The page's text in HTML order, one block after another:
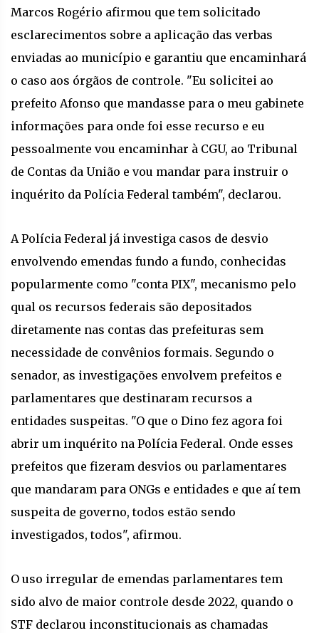
Marcos Rogério afirmou que tem solicitado
esclarecimentos sobre a aplicação das verbas
enviadas ao município e garantiu que encaminhará
o caso aos órgãos de controle. "Eu solicitei ao
prefeito Afonso que mandasse para o meu gabinete
informações para onde foi esse recurso e eu
pessoalmente vou encaminhar à CGU, ao Tribunal
de Contas da União e vou mandar para instruir o
inquérito da Polícia Federal também", declarou.
A Polícia Federal já investiga casos de desvio
envolvendo emendas fundo a fundo, conhecidas
popularmente como "conta PIX", mecanismo pelo
qual os recursos federais são depositados
diretamente nas contas das prefeituras sem
necessidade de convênios formais. Segundo o
senador, as investigações envolvem prefeitos e
parlamentares que destinaram recursos a
entidades suspeitas. "O que o Dino fez agora foi
abrir um inquérito na Polícia Federal. Onde esses
prefeitos que fizeram desvios ou parlamentares
que mandaram para ONGs e entidades e que aí tem
suspeita de governo, todos estão sendo
investigados, todos", afirmou.
O uso irregular de emendas parlamentares tem
sido alvo de maior controle desde 2022, quando o
STF declarou inconstitucionais as chamadas